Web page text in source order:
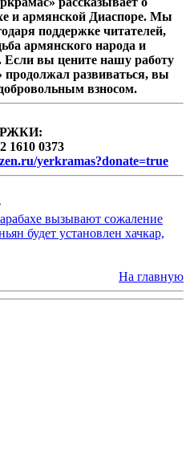
и армянской Диаспоре. Мы
поддержке читателей,
армянского народа и
Если вы цените нашу работу
продолжал развиваться, вы
взносом.
1610 0373
yerkramas?donate=true
вызывают сожаление
будет установлен хачкар,
На главную